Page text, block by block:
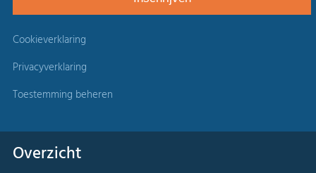
Cookieverklaring
Privacyverklaring
Toestemming beheren
Overzicht